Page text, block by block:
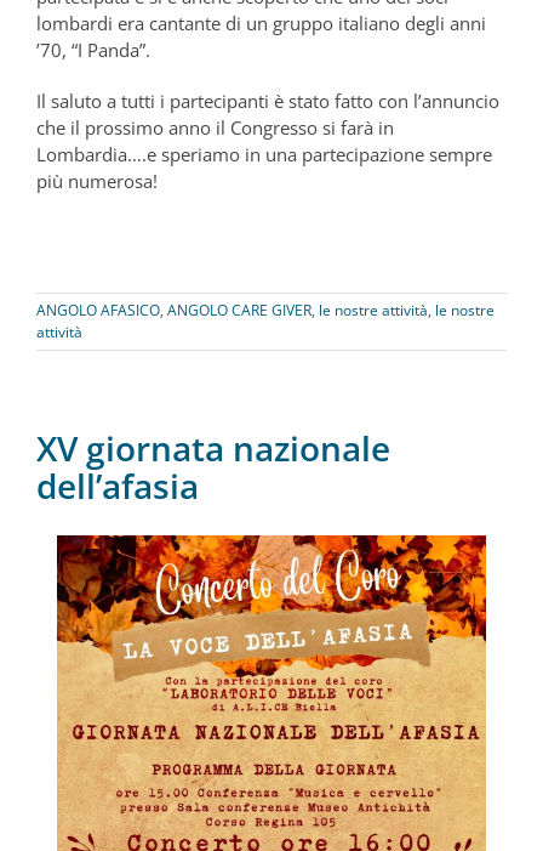
lombardi era cantante di un gruppo italiano degli anni
’70, “I Panda”.
Il saluto a tutti i partecipanti è stato fatto con l’annuncio
che il prossimo anno il Congresso si farà in
Lombardia….e speriamo in una partecipazione sempre
più numerosa!
ANGOLO AFASICO, ANGOLO CARE GIVER, le nostre attività, le nostre
attività
XV giornata nazionale
dell’afasia